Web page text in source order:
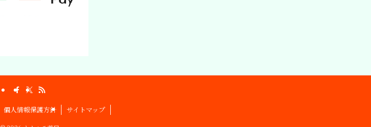
個人情報保護方針 サイトマップ